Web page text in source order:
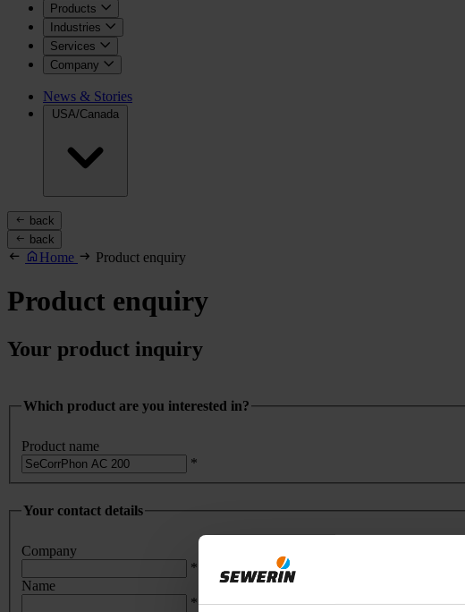
Products
Industries
Services
Company
News & Stories
USA/Canada
back
back
Home Product enquiry
Product enquiry
Your product inquiry
Which product are you interested in?
Product name
*
Your contact details
Company
*
Name
*